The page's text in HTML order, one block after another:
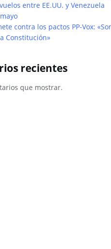
entre EE.UU. y Venezuela
contra los pactos PP-Vox:
Constitución»
recientes
que mostrar.